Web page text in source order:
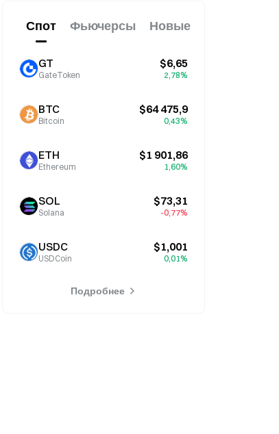
Спот Фьючерсы Новые
GT
GateToken
$6,65
2,78%
BTC
Bitcoin
$64 475,9
0,43%
ETH
Ethereum
$1 901,86
1,60%
SOL
Solana
$73,31
-0,77%
USDC
USDCoin
$1,001
0,01%
Подробнее